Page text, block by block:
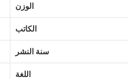
الوزن
الكاتب
سنة النشر
اللغة